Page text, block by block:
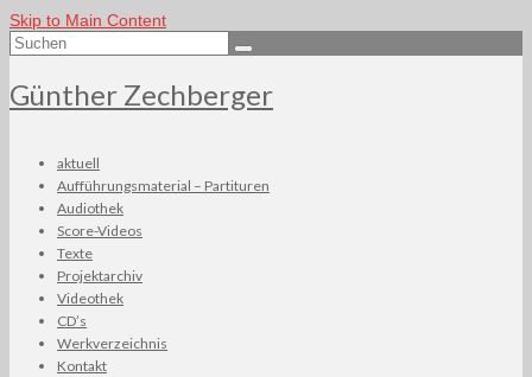
Skip to Main Content
Suchen
nach:
Günther Zechberger
aktuell
Aufführungsmaterial – Partituren
Audiothek
Score-Videos
Texte
Projektarchiv
Videothek
CD’s
Werkverzeichnis
Kontakt